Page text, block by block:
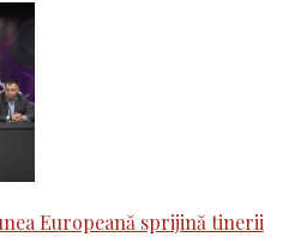
Europeană sprijină tinerii